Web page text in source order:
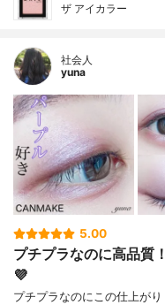
ザ アイカラー
社会人
yuna
5.00
プチプラなのに高品質
💜
プチプラなのにこの仕上が